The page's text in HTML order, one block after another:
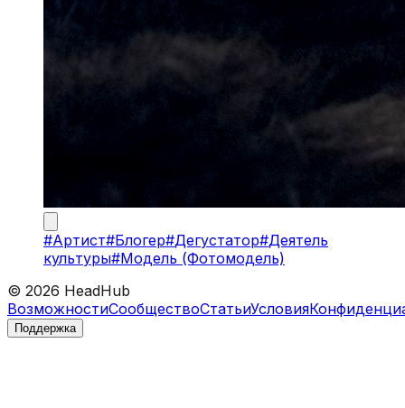
#Артист#Блогер#Дегустатор#Деятель
культуры#Модель (Фотомодель)
© 2026 HeadHub
ВозможностиСообществоСтатьиУсловия
Поддержка